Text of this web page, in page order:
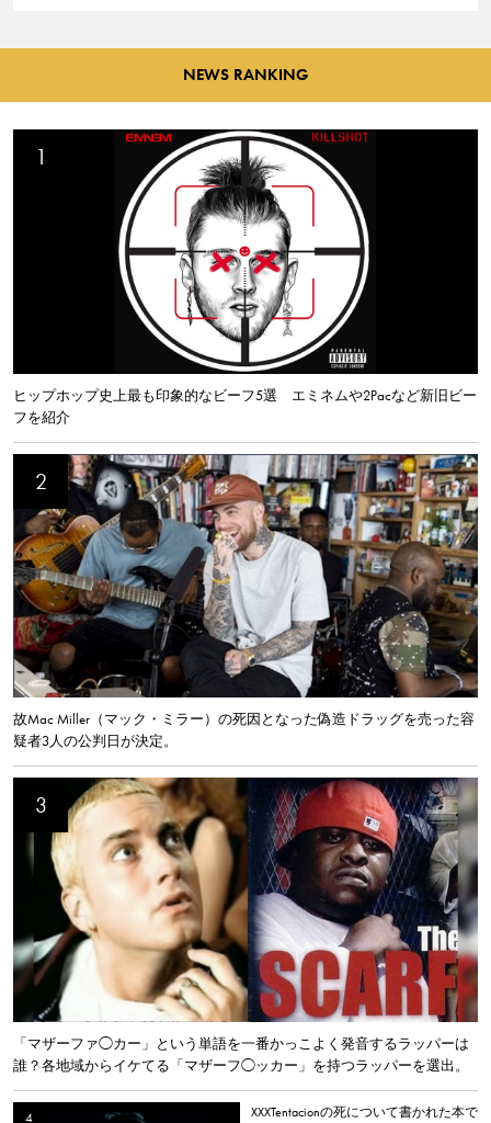
NEWS RANKING
ヒップホップ史上最も印象的なビーフ5選 エミネムや2Pacなど新旧ビー
フを紹介
故Mac Miller（マック・ミラー）の死因となった偽造ドラッグを売った容
疑者3人の公判日が決定。
「マザーファ◯カー」という単語を一番かっこよく発音するラッパーは
誰？各地域からイケてる「マザーフ◯ッカー」を持つラッパーを選出。
XXXTentacionの死について書かれた本で